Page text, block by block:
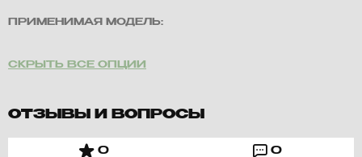
ПРИМЕНИМАЯ МОДЕЛЬ:
СКРЫТЬ ВСЕ ОПЦИИ
ОТЗЫВЫ И ВОПРОСЫ
0 0